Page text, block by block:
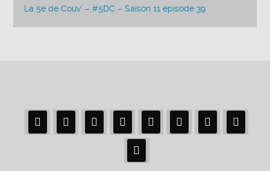
La 5e de Couv’ – #5DC – Saison 11 épisode 39